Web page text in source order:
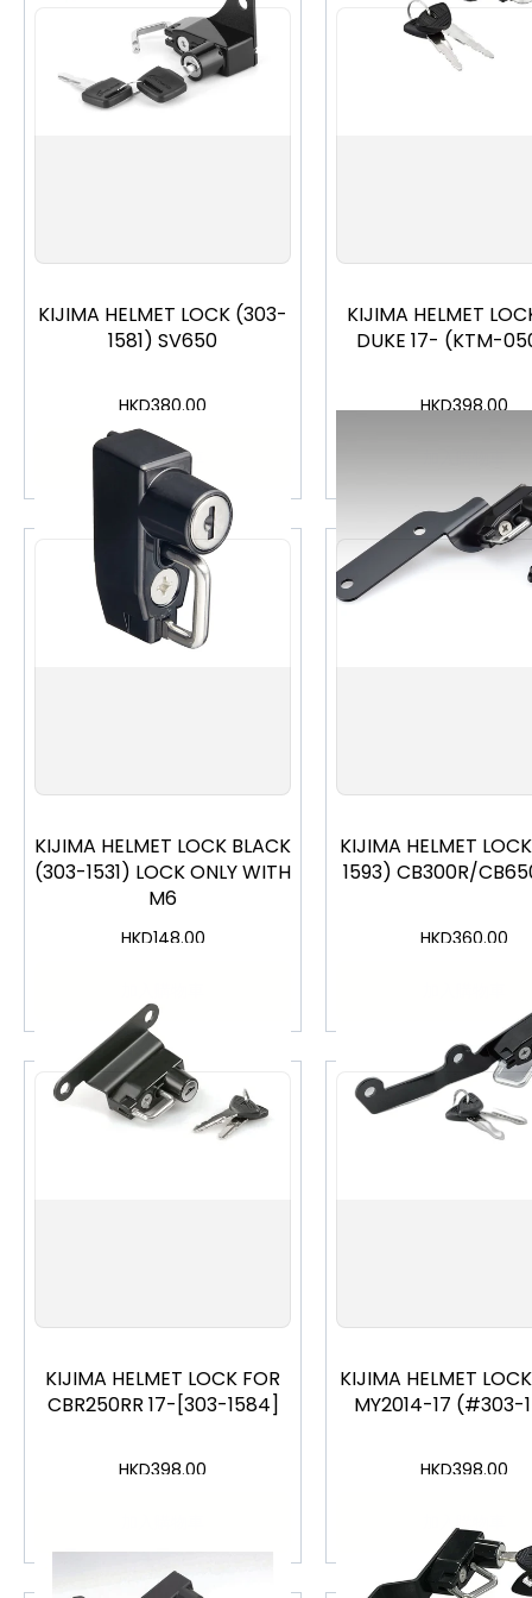
KIJIMA HELMET LOCK (303-
1581) SV650
HKD380.00
加入購物車
KIJIMA HELMET
DUKE 17- (KTM-
HKD398.00
KIJIMA HELMET LOCK BLACK
(303-1531) LOCK ONLY WITH
M6
HKD148.00
KIJIMA HELMET
1593) CB300R/
HKD360.00
KIJIMA HELMET LOCK FOR
CBR250RR 17-[303-1584]
HKD398.00
KIJIMA HELMET
MY2014-17 (#303-
HKD398.00